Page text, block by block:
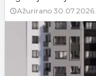
Ažurirano 30.07.2026.